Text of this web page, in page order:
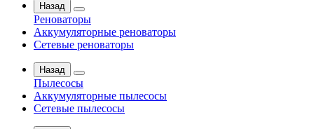
Назад
Реноваторы
Аккумуляторные реноваторы
Сетевые реноваторы
Назад
Пылесосы
Аккумуляторные пылесосы
Сетевые пылесосы